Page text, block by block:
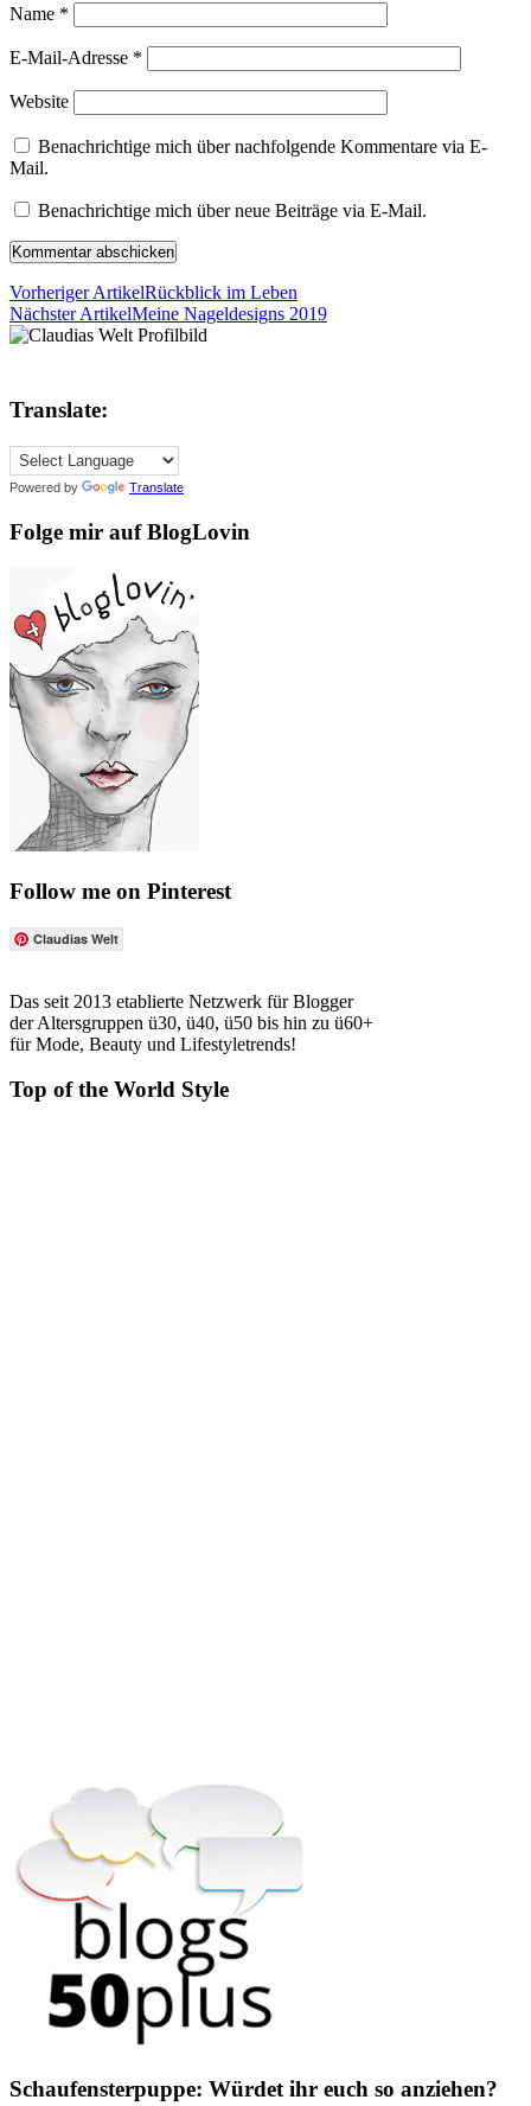
Name *
E-Mail-Adresse *
Website
Benachrichtige mich über nachfolgende Kommentare via E-
Mail.
Benachrichtige mich über neue Beiträge via E-Mail.
Vorheriger ArtikelRückblick im Leben
Nächster ArtikelMeine Nageldesigns 2019
Translate:
Powered by Translate
Folge mir auf BlogLovin
Follow me on Pinterest
Claudias Welt
Das seit 2013 etablierte Netzwerk für Blogger
der Altersgruppen ü30, ü40, ü50 bis hin zu ü60+
für Mode, Beauty und Lifestyletrends!
Top of the World Style
Schaufensterpuppe: Würdet ihr euch so anziehen?